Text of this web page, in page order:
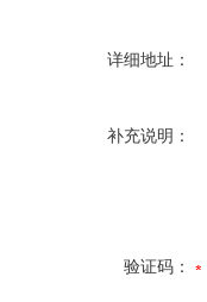
详细地址：
补充说明：
验证码：